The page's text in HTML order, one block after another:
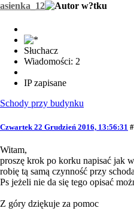
asienka_12
Słuchacz
Wiadomości: 2
IP zapisane
Schody przy budynku
Czwartek 22 Grudzień 2016, 13:56:31
Witam,
proszę krok po korku napisać jak
robię tą samą czynność przy
Ps jeżeli nie da się tego opisać
Z góry dziękuje za pomoc